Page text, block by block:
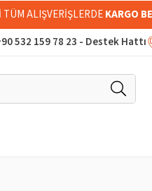
TÜM ALIŞVERİŞLERDEKARGO
532 159 78 23 - Destek Hattı